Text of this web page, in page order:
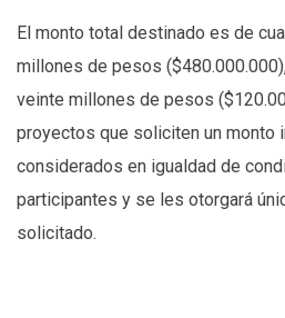
El monto total destinado es de
millones de pesos
veinte millones de pesos
proyectos que soliciten un monto
considerados en igualdad de
participantes y se les otorgará
solicitado.